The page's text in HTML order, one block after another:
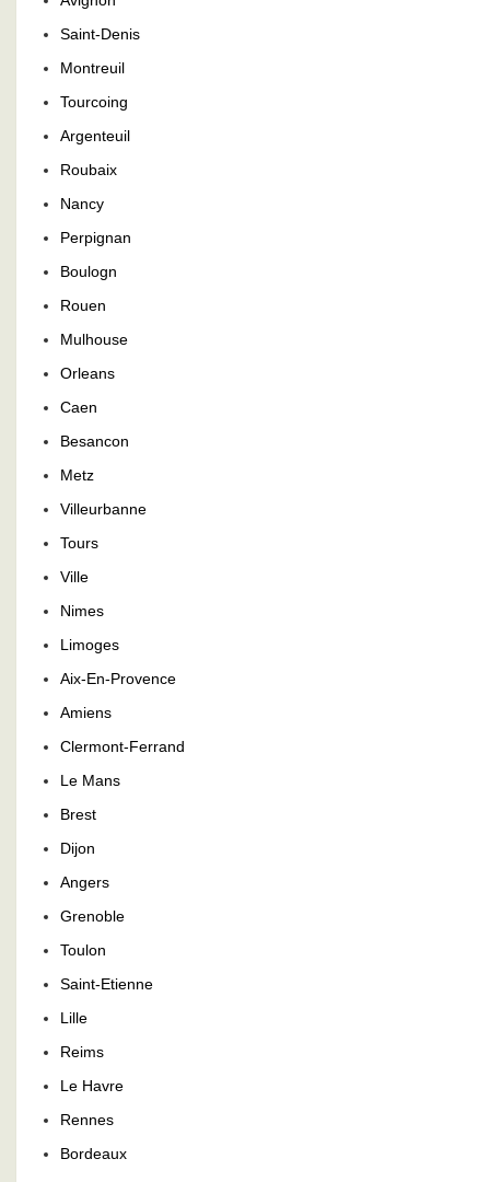
Saint-Denis
Montreuil
Tourcoing
Argenteuil
Roubaix
Nancy
Perpignan
Boulogn
Rouen
Mulhouse
Orleans
Caen
Besancon
Metz
Villeurbanne
Tours
Ville
Nimes
Limoges
Aix-En-Provence
Amiens
Clermont-Ferrand
Le Mans
Brest
Dijon
Angers
Grenoble
Toulon
Saint-Etienne
Lille
Reims
Le Havre
Rennes
Bordeaux